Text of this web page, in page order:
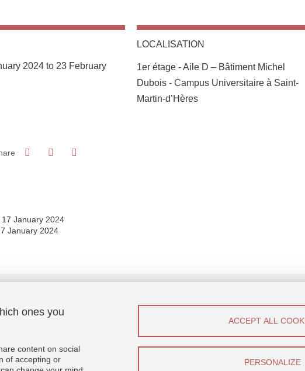
2024 to 23 February
LOCALISATION
Complément lieu
1er étage - Aile D – Bâtiment Michel
Dubois - Campus Universitaire à Saint-
Martin-d’Hères
Share on Facebook
Share on LinkedIn
January 2024
January 2024
Canal U
YouTube
ones you
content on social
of accepting or
ACCEPT ALL
PERSONALIZE